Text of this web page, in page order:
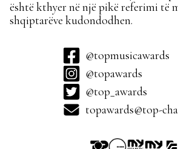
është kthyer në një pikë referimi të
shqiptarëve kudondodhen.
@topmusicawards
@topawards
@top_awards
topawards@top-